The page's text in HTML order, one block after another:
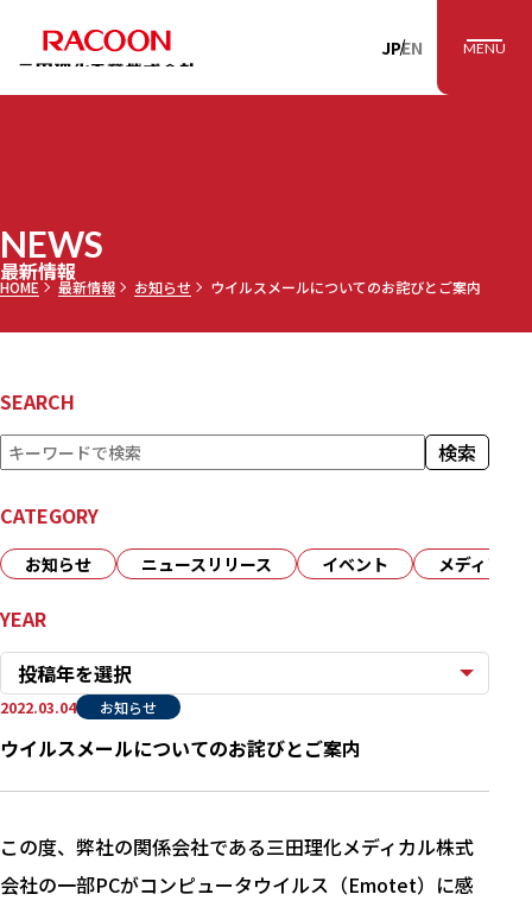
RACOON 三田理
JPEN MENU
NEWS
最新情報
HOME 最新情報 お知らせ ウイルスメールについてのお詫びとご案内
SEARCH
検
索 検索
CATEGORY
お知らせ ニュースリリース イベント メディア
YEAR
投稿年を選択
ウイルスメールについてのお詫びとご案内
2022.03.04 お知らせ
この度、弊社の関係会社である三田理化メディカル株式
会社の一部PCがコンピュータウイルス（Emotet）に感